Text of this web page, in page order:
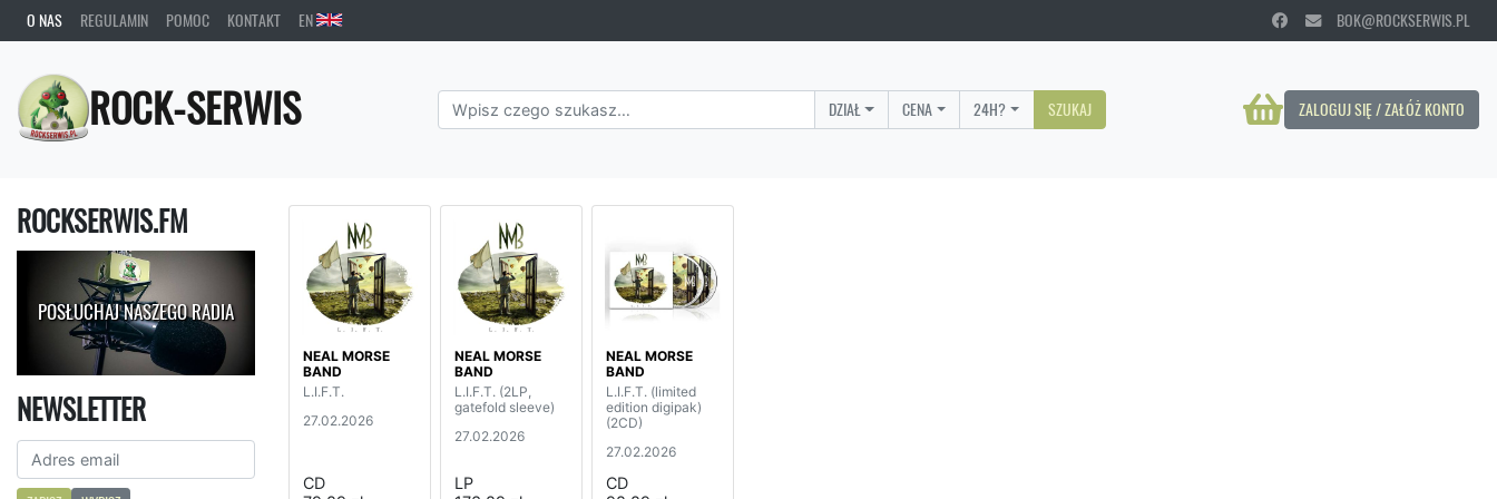
O NAS REGULAMIN POMOC KONTAKT EN BOK@ROCKSERWIS.PL
ROCK-SERWIS ZALOGUJ SIĘ / ZAŁÓŻ KONTO
DZIAŁ CENA 24H? SZUKAJ
ROCKSERWIS.FM
POSŁUCHAJ NASZEGO RADIA
NEWSLETTER
NEAL MORSE
BAND
L.I.F.T.
27.02.2026
CD
NEAL MORSE
BAND
L.I.F.T. (2LP,
gatefold sleeve)
27.02.2026
LP
NEAL MORSE
BAND
L.I.F.T. (limited
edition digipak)
(2CD)
27.02.2026
CD